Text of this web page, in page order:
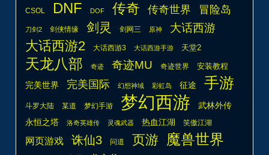
CSOL DNF DOF 传奇 传奇世界 冒险岛
刀剑2 剑侠情缘 剑灵 剑网三 原神 大话西游
大话西游2 大话西游3 大话西游手游 天堂2
天龙八部 奇迹 奇迹MU 奇迹世界 安装教程
完美世界 完美国际 幻想神域 彩虹岛 征途 手游
斗罗大陆 某道 梦幻手游 梦幻西游
武林外传
永恒之塔
洛奇英雄传 灵魂武器 热血江湖 笑傲江湖
网页游戏 诛仙3 问道 页游 魔兽世界